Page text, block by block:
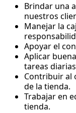
Brindar una
nuestros
Manejar la
Apoyar el
Aplicar
tareas
Contribuir al
de la tienda.
Trabajar en
tienda.